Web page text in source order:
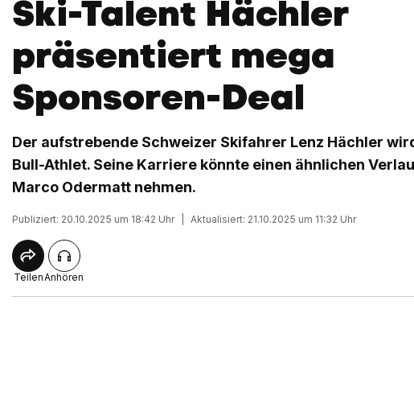
Ski-Talent Hächler
präsentiert mega
Sponsoren-Deal
Der aufstrebende Schweizer Skifahrer Lenz Hächler
Bull-Athlet. Seine Karriere könnte einen ähnlichen
Marco Odermatt nehmen.
Publiziert: 20.10.2025 um 18:42 Uhr Aktualisiert: 21.10.2025 um 11:32 Uhr
TeilenAnhören